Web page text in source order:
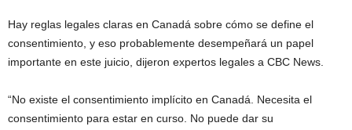
Hay reglas legales claras en Canadá sobre cómo se define el
consentimiento, y eso probablemente desempeñará un papel
importante en este juicio, dijeron expertos legales a CBC News.
“No existe el consentimiento implícito en Canadá. Necesita el
consentimiento para estar en curso. No puede dar su